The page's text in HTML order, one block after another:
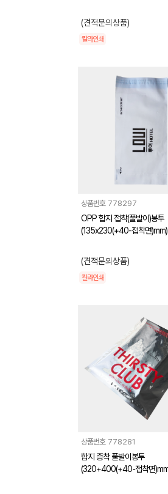
(견적문의상품)
칼라인쇄
상품번호 778297
OPP 합지 접착(풀발이)봉투
(135x230(+40-접착면)mm)
(견적문의상품)
칼라인쇄
상품번호 778281
합지 증착 풀발이봉투
(320+400(+40-접착면